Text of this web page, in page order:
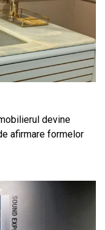
devine
afirmare formelor